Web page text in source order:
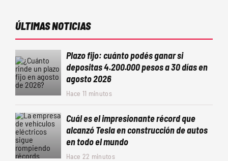
ÚLTIMAS NOTICIAS
Plazo fijo: cuánto podés ganar si
depositas 4.200.000 pesos a 30 días en
agosto 2026
Hace 11 minutos
Cuál es el impresionante récord que
alcanzó Tesla en construcción de autos
en todo el mundo
Hace 22 minutos